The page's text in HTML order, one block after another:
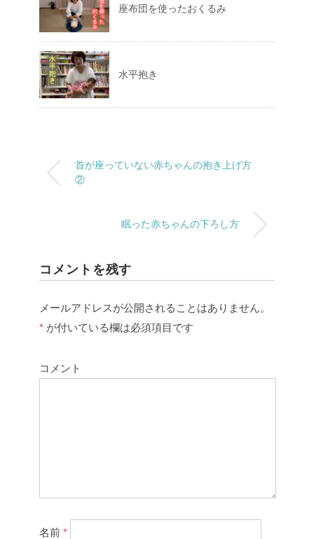
座布団を使ったおくるみ
水平抱き
首が座っていない赤ちゃんの抱き上げ方
②
眠った赤ちゃんの下ろし方
コメントを残す
メールアドレスが公開されることはありません。
* が付いている欄は必須項目です
コメント
名前 *